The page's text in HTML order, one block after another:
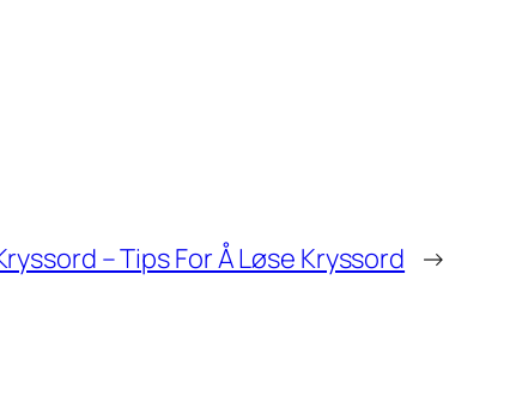
– Tips For Å Løse Kryssord →